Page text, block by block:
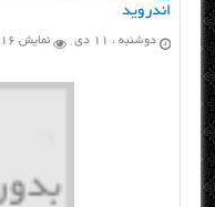
اندروید
دوشنبه ، ۱۱ دی نمایش 1,316